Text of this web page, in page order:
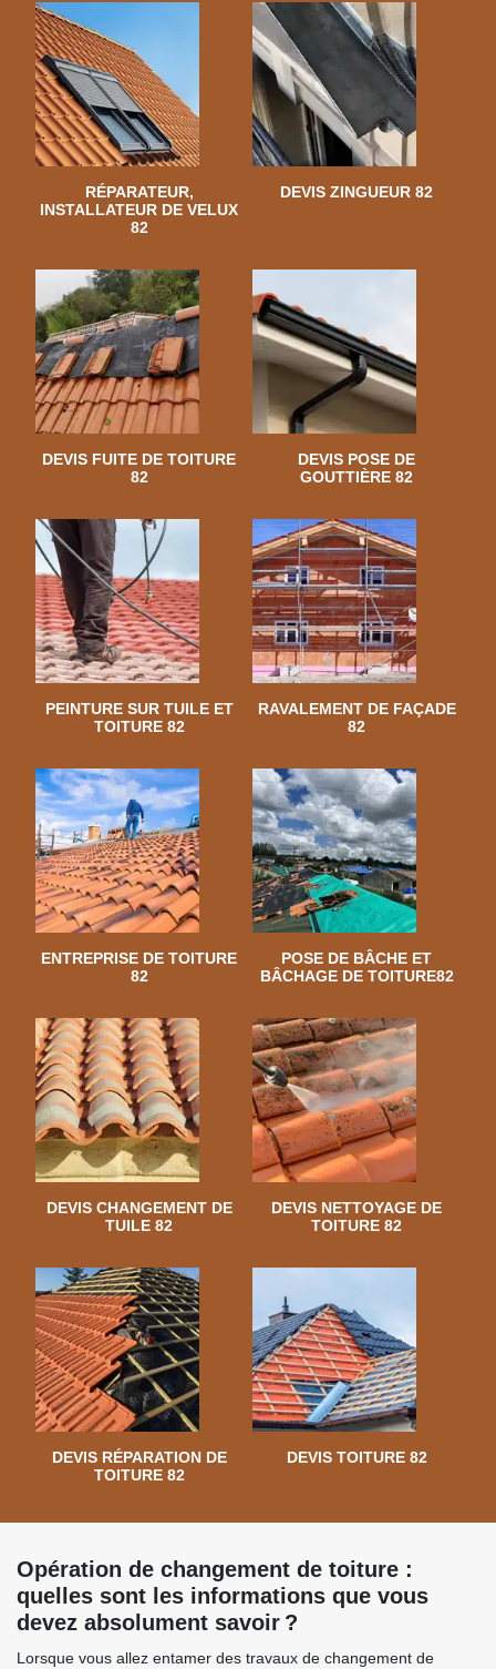
RÉPARATEUR,
INSTALLATEUR DE VELUX
82
DEVIS ZINGUEUR 82
DEVIS FUITE DE TOITURE
82
DEVIS POSE DE
GOUTTIÈRE 82
PEINTURE SUR TUILE ET
TOITURE 82
RAVALEMENT DE FAÇADE
82
ENTREPRISE DE TOITURE
82
POSE DE BÂCHE ET
BÂCHAGE DE TOITURE82
DEVIS CHANGEMENT DE
TUILE 82
DEVIS NETTOYAGE DE
TOITURE 82
DEVIS RÉPARATION DE
TOITURE 82
DEVIS TOITURE 82
Opération de changement de toiture :
quelles sont les informations que vous
devez absolument savoir ?
Lorsque vous allez entamer des travaux de changement de